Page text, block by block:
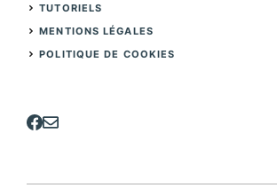
TUTORIELS
MENTIONS LÉGALES
POLITIQUE DE COOKIES